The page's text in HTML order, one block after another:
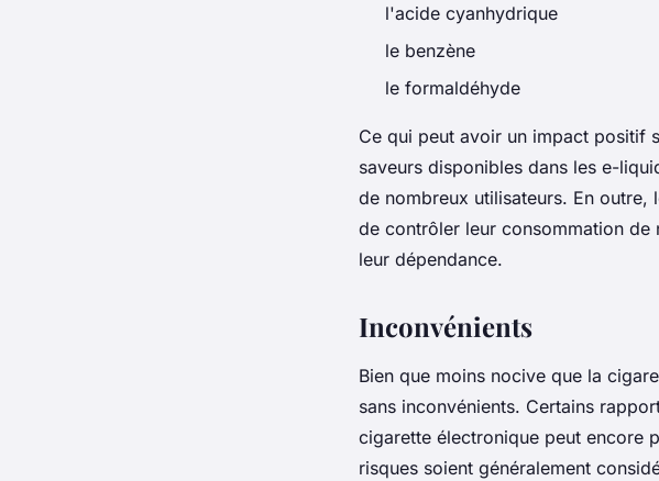
l'acide cyanhydrique
le benzène
le formaldéhyde
Ce qui peut avoir un impact positif
saveurs disponibles dans les e-
de nombreux utilisateurs. En outre,
de contrôler leur consommation
leur dépendance.
Inconvénients
Bien que moins nocive que la
sans inconvénients. Certains
cigarette électronique peut encore
risques soient généralement